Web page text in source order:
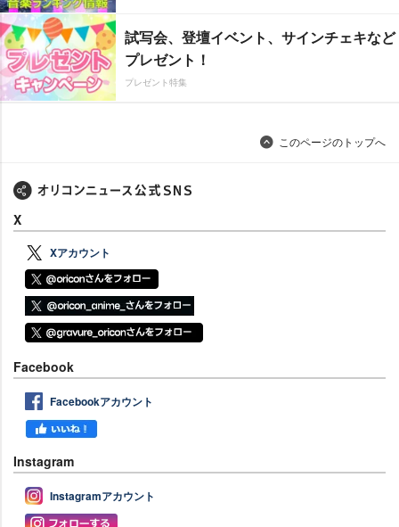
試写会、登壇イベント、サインチェキなど
プレゼント！
プレゼント特集
このページのトップへ
X
Xアカウント
Facebook
Facebookアカウント
Instagram
Instagramアカウント